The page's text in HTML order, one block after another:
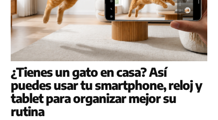
¿Tienes un gato en casa? Así
puedes usar tu smartphone, reloj y
tablet para organizar mejor su
rutina